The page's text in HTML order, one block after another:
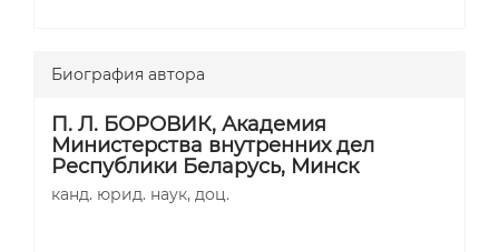
Биография автора
П. Л. БОРОВИК, Академия
Министерства внутренних дел
Республики Беларусь, Минск
канд. юрид. наук, доц.